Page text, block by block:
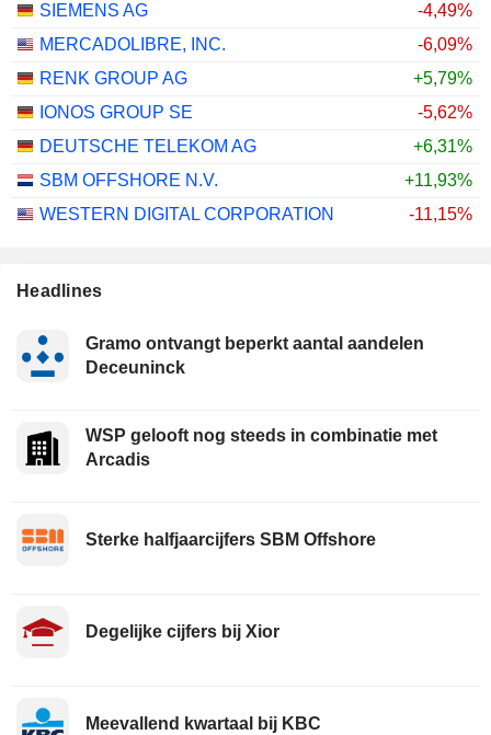
SIEMENS AG
-4,49%
MERCADOLIBRE, INC.
-6,09%
RENK GROUP AG
+5,79%
IONOS GROUP SE
-5,62%
DEUTSCHE TELEKOM AG
+6,31%
SBM OFFSHORE N.V.
+11,93%
WESTERN DIGITAL CORPORATION
-11,15%
Headlines
Gramo ontvangt beperkt aantal aandelen
Deceuninck
WSP gelooft nog steeds in combinatie met
Arcadis
Sterke halfjaarcijfers SBM Offshore
Degelijke cijfers bij Xior
Meevallend kwartaal bij KBC